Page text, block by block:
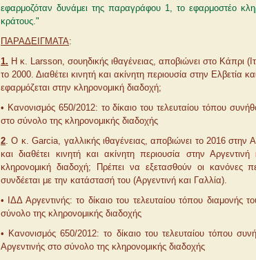
εφαρμοζόταν δυνάμει της παραγράφου 1, το εφαρμοστέο
κράτους."
ΠΑΡΑΔΕΙΓΜΑΤΑ:
1. Η κ. Larsson, σουηδικής ιθαγένειας, αποβιώνει στο Κάπρι
το 2000. Διαθέτει κινητή και ακίνητη περιουσία στην Ελβετία
εφαρμόζεται στην κληρονομική διαδοχή;
• Κανονισμός 650/2012: το δίκαιο του τελευταίου τόπου
στο σύνολο της κληρονομικής διαδοχής
2 . Ο κ. Garcia, γαλλικής ιθαγένειας, αποβιώνει το 2016
και διαθέτει κινητή και ακίνητη περιουσία στην
κληρονομική διαδοχή; Πρέπει να εξετασθούν οι
συνδέεται με την κατάστασή του (Αργεντινή και Γαλλία).
• ΙΔΔ Αργεντινής: το δίκαιο του τελευταίου τόπου διαμονής
σύνολο της κληρονομικής διαδοχής
• Κανονισμός 650/2012: το δίκαιο του τελευταίου τόπου
Αργεντινής στο σύνολο της κληρονομικής διαδοχής